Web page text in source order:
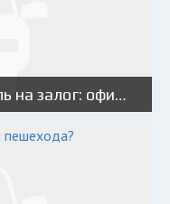
Как проверить автомобиль на залог: официальный реестр залогов автомобилей